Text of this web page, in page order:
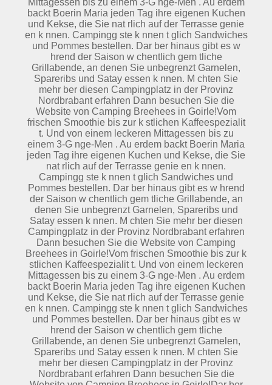
backt Boerin Maria jeden Tag ihre eigenen Kuchen
und Kekse, die Sie nat rlich auf der Terrasse genie
en k nnen. Campingg ste k nnen t glich Sandwiches
und Pommes bestellen. Dar ber hinaus gibt es w
hrend der Saison w chentlich gem tliche
Grillabende, an denen Sie unbegrenzt Garnelen,
Spareribs und Satay essen k nnen. M chten Sie
mehr ber diesen Campingplatz in der Provinz
Nordbrabant erfahren Dann besuchen Sie die
Website von Camping Breehees in Goirle!Vom
frischen Smoothie bis zur k stlichen Kaffeespezialit
t. Und von einem leckeren Mittagessen bis zu
einem 3-G nge-Men . Au erdem backt Boerin Maria
jeden Tag ihre eigenen Kuchen und Kekse, die Sie
nat rlich auf der Terrasse genie en k nnen.
Campingg ste k nnen t glich Sandwiches und
Pommes bestellen. Dar ber hinaus gibt es w hrend
der Saison w chentlich gem tliche Grillabende, an
denen Sie unbegrenzt Garnelen, Spareribs und
Satay essen k nnen. M chten Sie mehr ber diesen
Campingplatz in der Provinz Nordbrabant erfahren
Dann besuchen Sie die Website von Camping
Breehees in Goirle!Vom frischen Smoothie bis zur k
stlichen Kaffeespezialit t. Und von einem leckeren
Mittagessen bis zu einem 3-G nge-Men . Au erdem
backt Boerin Maria jeden Tag ihre eigenen Kuchen
und Kekse, die Sie nat rlich auf der Terrasse genie
en k nnen. Campingg ste k nnen t glich Sandwiches
und Pommes bestellen. Dar ber hinaus gibt es w
hrend der Saison w chentlich gem tliche
Grillabende, an denen Sie unbegrenzt Garnelen,
Spareribs und Satay essen k nnen. M chten Sie
mehr ber diesen Campingplatz in der Provinz
Nordbrabant erfahren Dann besuchen Sie die